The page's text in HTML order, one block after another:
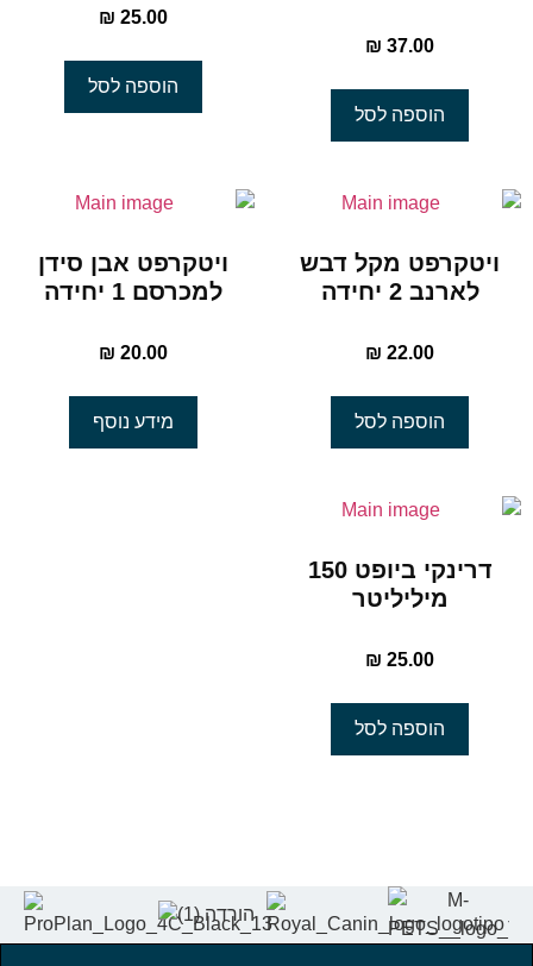
₪ 37.00
הוספה לסל
₪ 25.00
הוספה לסל
ויטקרפט מקל דבש
לארנב 2 יחידה
₪ 22.00
הוספה לסל
ויטקרפט אבן סידן
למכרסם 1 יחידה
₪ 20.00
מידע נוסף
דרינקי ביופט 150
מיליליטר
₪ 25.00
הוספה לסל